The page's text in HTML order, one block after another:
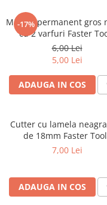
Burghie pentru beton
Burghie pentru lemn
Burghie pentru metal
Burghie pentru metal in
conice
Burghie pentru sticla si
Dalti, spit-uri SDS+ si
slefuire
Accesorii pentru
-17%
Marker permanent gros
cu 2 varfuri Faster
6,00 Lei
5,00 Lei
ADAUGA IN COS
Cutter cu lamela
de 18mm Faster
7,00 Lei
ADAUGA IN COS